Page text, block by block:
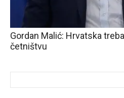
Gordan Malić: Hrvatska
četništvu